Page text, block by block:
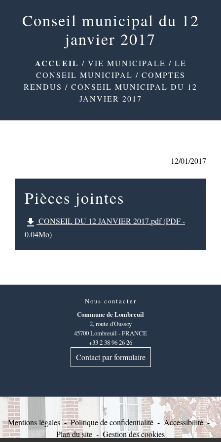
menu
Conseil municipal du 12
janvier 2017
ACCUEIL / VIE MUNICIPALE / LE
CONSEIL MUNICIPAL / COMPTES
RENDUS / CONSEIL MUNICIPAL DU 12
JANVIER 2017
12/01/2017
Pièces jointes
file_download CONSEIL DU 12 JANVIER 2017.pdf (PDF -
0.04Mo)
Nous contacter
Commune de Lombreuil
2, route d'Oussoy
45700 Lombreuil - FRANCE
+33 2 38 96 26 26
Contact par formulaire
Mentions légales - Politique de confidentialité - Accessibilité -
Plan du site - Gestion des cookies